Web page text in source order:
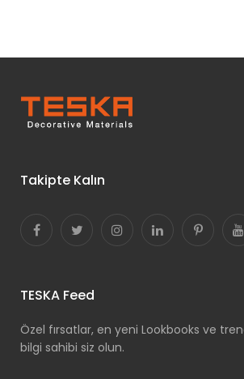
Takipte Kalın
TESKA Feed
Özel fırsatlar, en yeni Lookbooks ve
bilgi sahibi siz olun.